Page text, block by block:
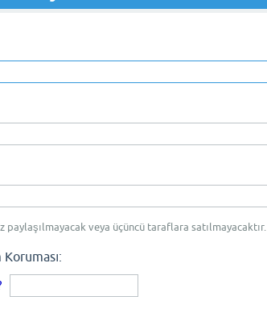
paylaşılmayacak veya üçüncü taraflara satılmayacaktır.